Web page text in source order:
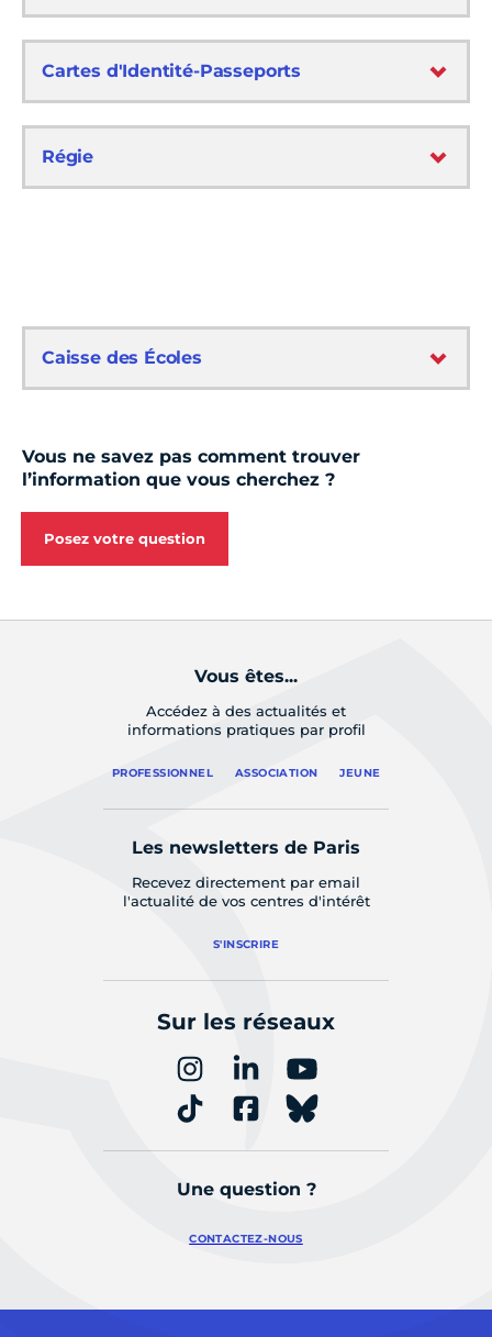
Cartes d'Identité-Passeports
Régie
Caisse des Écoles
Vous ne savez pas comment trouver
l’information que vous cherchez ?
Posez votre question
Vous êtes...
Accédez à des actualités et
informations pratiques par profil
PROFESSIONNEL ASSOCIATION JEUNE
Les newsletters de Paris
Recevez directement par email
l'actualité de vos centres d'intérêt
S'INSCRIRE
Sur les réseaux
Une question ?
CONTACTEZ-NOUS